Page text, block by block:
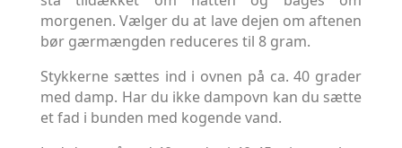
morgenen. Vælger du at lave dejen om aftenen
bør gærmængden reduceres til 8 gram.
Stykkerne sættes ind i ovnen på ca. 40 grader
med damp. Har du ikke dampovn kan du sætte
et fad i bunden med kogende vand.